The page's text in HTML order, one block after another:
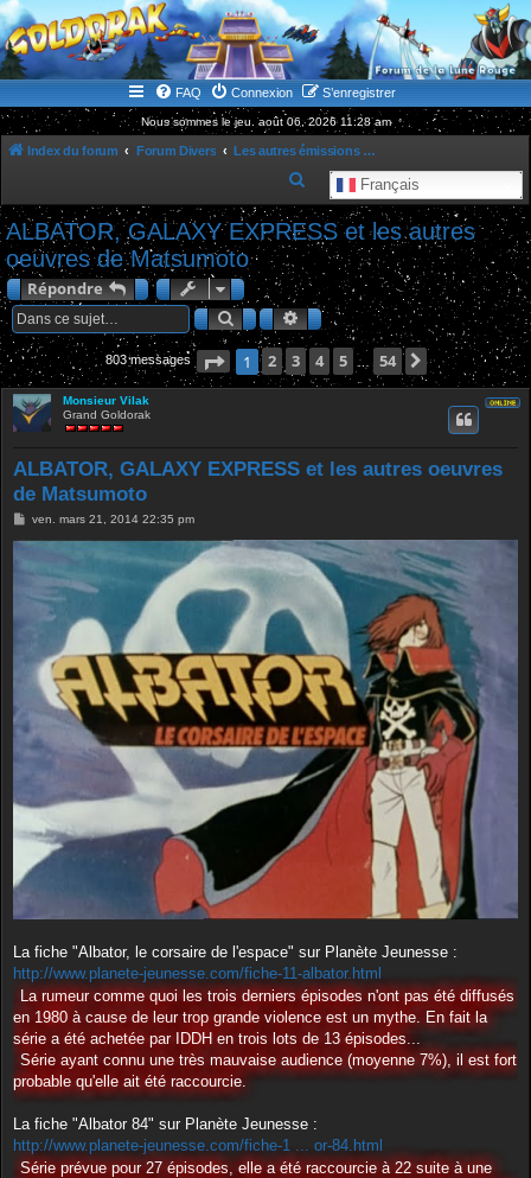
WWW.GOLDORAKGO.COM
le site de la Lune Rouge
FAQ Connexion S’enregistrer
Nous sommes le jeu. août 06, 2026 11:28 am
Index du forum Forum Divers Les autres émissions marquantes de notre jeunesse
Français
e
c
r
c
h
ALBATOR, GALAXY EXPRESS et les autres
oeuvres de Matsumoto
Répondre
RechercherRecherche avancée
803 messages Page 1sur 54
1 2 3 4 5 … 54 Suivante
Monsieur Vilak
Grand Goldorak
ALBATOR, GALAXY EXPRESS et les autres oeuvres
de Matsumoto
M
s
s
a
ven. mars 21, 2014 22:35 pm
La fiche "Albator, le corsaire de l'espace" sur Planète Jeunesse :
http://www.planete-jeunesse.com/fiche-11-albator.html
La rumeur comme quoi les trois derniers épisodes n'ont pas été diffusés
en 1980 à cause de leur trop grande violence est un mythe. En fait la
série a été achetée par IDDH en trois lots de 13 épisodes...
Série ayant connu une très mauvaise audience (moyenne 7%), il est fort
probable qu'elle ait été raccourcie.
La fiche "Albator 84" sur Planète Jeunesse :
http://www.planete-jeunesse.com/fiche-1 ... or-84.html
Série prévue pour 27 épisodes, elle a été raccourcie à 22 suite à une